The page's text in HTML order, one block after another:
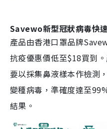
Savewo新型冠狀病毒快
產品由香港口罩品牌
抗疫優惠價低至$18買到
要以採集鼻液樣本作檢測
變種病毒，準確度達至
結果。